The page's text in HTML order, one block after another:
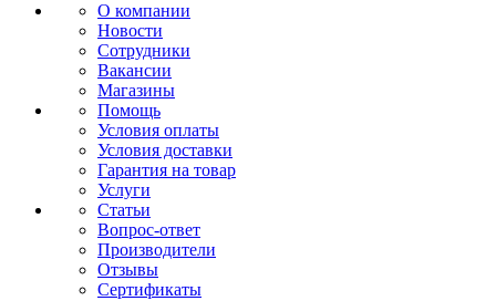
О компании
Новости
Сотрудники
Вакансии
Магазины
Помощь
Условия оплаты
Условия доставки
Гарантия на товар
Услуги
Статьи
Вопрос-ответ
Производители
Отзывы
Сертификаты